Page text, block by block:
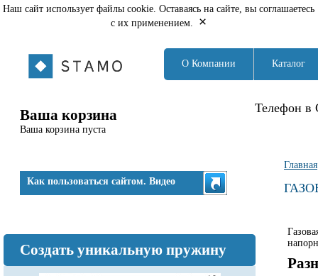
Наш сайт использует файлы cookie. Оставаясь на сайте, вы соглашаетесь
с их применением.
×
О Компании Каталог
Телефон в
Ваша корзина
Ваша корзина пуста
Как пользоваться сайтом. Видео
Создать уникальную пружину
Вы
Главная